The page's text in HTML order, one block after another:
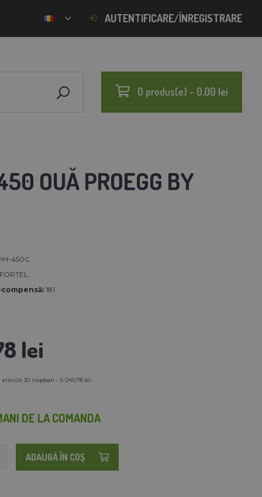
AUTENTIFICARE/ÎNREGISTRARE
0 produs(e) - 0,00 lei
OUĂ PROEGG BY
450C
181
lei
elmúlt 30 napban - 6 049,78 lei
DE LA COMANDA
ADAUGĂ ÎN COŞ